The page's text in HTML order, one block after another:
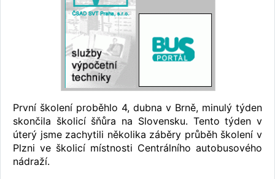
První školení proběhlo 4, dubna v Brně, minulý týden
skončila školicí šňůra na Slovensku. Tento týden v
úterý jsme zachytili několika záběry průběh školení v
Plzni ve školicí místnosti Centrálního autobusového
nádraží.